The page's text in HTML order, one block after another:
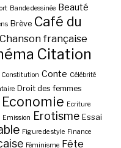
Bande dessinée Beauté
Brève Café du
Chanson française
Citation
Constitution Conte Célébrité
Droit des femmes
Economie Ecriture
Emission Erotisme Essai
Figure de style Finance
Féminisme Fête